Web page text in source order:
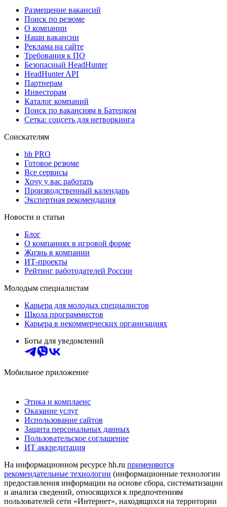
Размещение вакансий
Поиск по резюме
О компании
Наши вакансии
Реклама на сайте
Требования к ПО
Безопасный HeadHunter
HeadHunter API
Партнерам
Инвесторам
Каталог компаний
Поиск по вакансиям в Батецком
Сетка: соцсеть для нетворкинга
Соискателям
hh PRO
Готовое резюме
Все сервисы
Хочу у вас работать
Производственный календарь
Экспертная рекомендация
Новости и статьи
Блог
О компаниях в игровой форме
Жизнь в компании
ИТ-проекты
Рейтинг работодателей России
Молодым специалистам
Карьера для молодых специалистов
Школа программистов
Карьера в некоммерческих организациях
Боты для уведомлений
Мобильное приложение
Этика и комплаенс
Оказание услуг
Использование сайтов
Защита персональных данных
Пользовательское соглашение
ИТ аккредитация
На информационном ресурсе hh.ru применяются
рекомендательные технологии (информационные технологии
предоставления информации на основе сбора, систематизации
и анализа сведений, относящихся к предпочтениям
пользователей сети «Интернет», находящихся на территории